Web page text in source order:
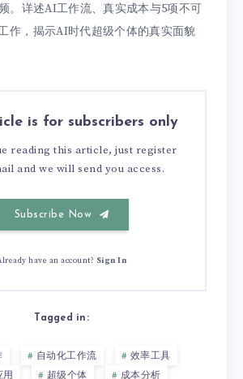
。详述AI工作流、真实成本与5项不可
作，揭示AI时代超级个体的真实面貌
is for subscribers only
reading this article, just register
and we will send you access.
Subscribe Now
have an account? Sign In
Tagged in:
自动化工作流
效率工具
用
超级个体 成本分析